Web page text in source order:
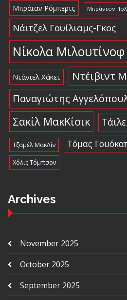
Μπράιαν Ρόμπερτς Μπράντον Πολ
Νάιτζελ Γουίλιαμς-Γκος
Νίκολα Μιλουτίνοφ
Ντάνιελ Χάκετ Ντέιβιντ
Παναγιώτης
Σακίλ ΜακΚίσικ
Τζαμέλ ΜακΛίν Τόμας
Χόλις Τόμπσον
Archives
November 2025
October 2025
September 2025